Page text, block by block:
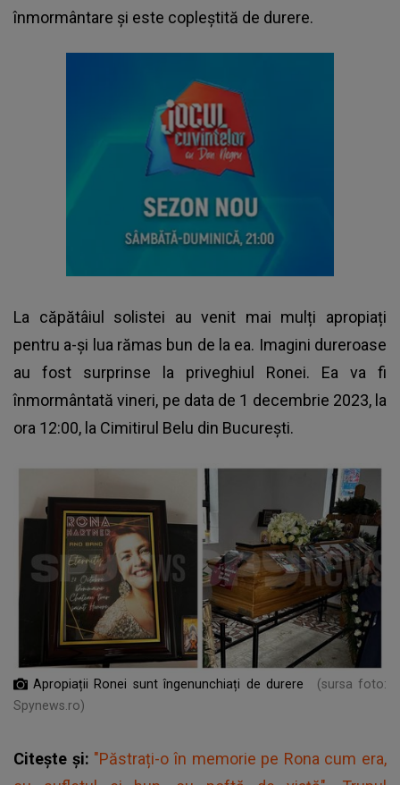
înmormântare și este copleștită de durere.
La căpătâiul solistei au venit mai mulți apropiați
pentru a-și lua rămas bun de la ea. Imagini dureroase
au fost surprinse la priveghiul Ronei. Ea va fi
înmormântată vineri, pe data de 1 decembrie 2023, la
ora 12:00, la Cimitirul Belu din București.
Apropiații Ronei sunt îngenunchiați de durere
(sursa foto:
Spynews.ro)
Citește și: "Păstrați-o în memorie pe Rona cum era,